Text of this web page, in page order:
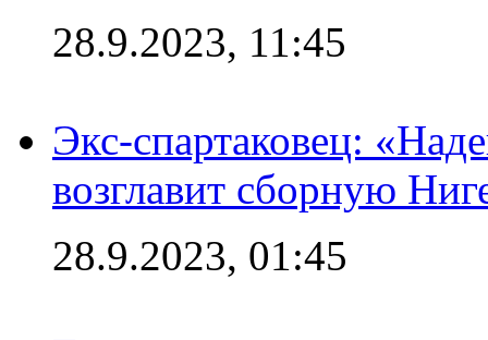
28.9.2023, 11:45
Экс-спартаковец:
возглавит сборную
28.9.2023, 01:45